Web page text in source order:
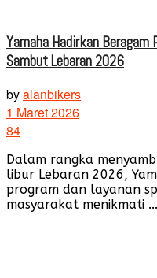
Yamaha Hadirkan Beragam
Sambut Lebaran 2026
byalanbikers
1 Maret 2026
84
Dalam rangka
libur Lebaran 2026,
program dan layanan
masyarakat menikmati ...